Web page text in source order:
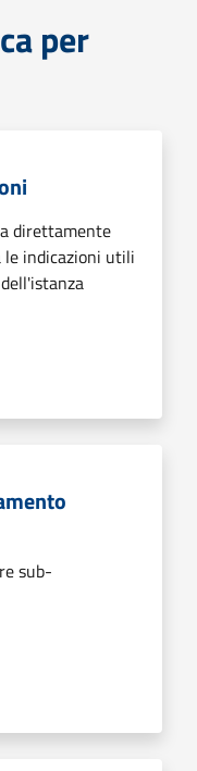
per
direttamente
indicazioni utili
sub-